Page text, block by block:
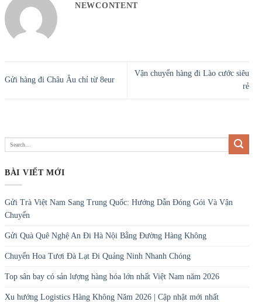
NEWCONTENT
Gửi hàng đi Châu Âu chỉ từ 8eur
Vận chuyển hàng đi Lào cước siêu
rẻ
BÀI VIẾT MỚI
Gửi Trà Việt Nam Sang Trung Quốc: Hướng Dẫn Đóng Gói Và Vận
Chuyển
Gửi Quà Quê Nghệ An Đi Hà Nội Bằng Đường Hàng Không
Chuyển Hoa Tươi Đà Lạt Đi Quảng Ninh Nhanh Chóng
Top sân bay có sản lượng hàng hóa lớn nhất Việt Nam năm 2026
Xu hướng Logistics Hàng Không Năm 2026 | Cập nhật mới nhất